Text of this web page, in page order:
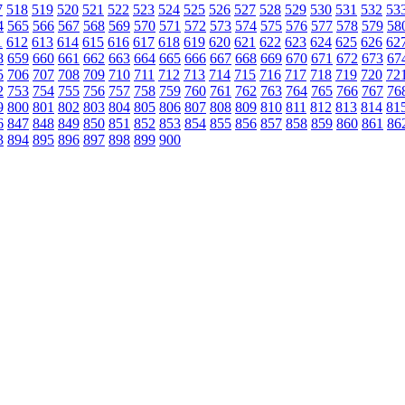
518 519 520 521 522 523 524 525 526 527 528 529 530 531 532
565 566 567 568 569 570 571 572 573 574 575 576 577 578 579
612 613 614 615 616 617 618 619 620 621 622 623 624 625 626
659 660 661 662 663 664 665 666 667 668 669 670 671 672 673
706 707 708 709 710 711 712 713 714 715 716 717 718 719 720
753 754 755 756 757 758 759 760 761 762 763 764 765 766 767
800 801 802 803 804 805 806 807 808 809 810 811 812 813 814
847 848 849 850 851 852 853 854 855 856 857 858 859 860 861
894 895 896 897 898 899 900